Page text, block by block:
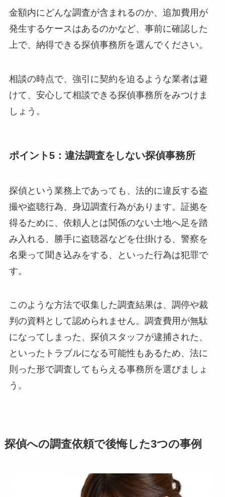
金額内にどんな調査が含まれるのか、追加費用が
発生するケースはあるのかなど、事前に確認した
上で、納得できる探偵事務所を選んでください。
相談の時点で、強引に契約を迫るような業者は避
けて、安心して相談できる探偵事務所をみつけま
しょう。
ポイント5：違法調査をしない探偵事務所
探偵という業務上であっても、法的に違反する盗
撮や盗聴行為、身辺調査行為があります。証拠を
得るために、依頼人とは関係のない土地へ足を踏
み入れる、勝手に盗聴器などを仕掛ける、警察を
名乗って聞き込みをする、といった行為は犯罪で
す。
このような方法で収集した調査結果は、調停や裁
判の資料として認められません。調査費用が無駄
になってしまった、探偵スタッフが逮捕された、
といったトラブルになる可能性もあるため、法に
則った形で調査してもらえる事務所を選びましょ
う。
探偵への調査依頼で後悔した3つの事例